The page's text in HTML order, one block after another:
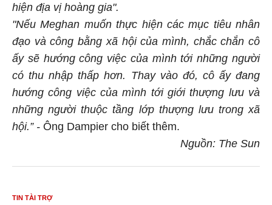
hiện địa vị hoàng gia".
"Nếu Meghan muốn thực hiện các mục tiêu nhân
đạo và công bằng xã hội của mình, chắc chắn cô
ấy sẽ hướng công việc của mình tới những người
có thu nhập thấp hơn. Thay vào đó, cô ấy đang
hướng công việc của mình tới giới thượng lưu và
những người thuộc tầng lớp thượng lưu trong xã
hội.” - Ông Dampier cho biết thêm.
Nguồn: The Sun
TIN TÀI TRỢ